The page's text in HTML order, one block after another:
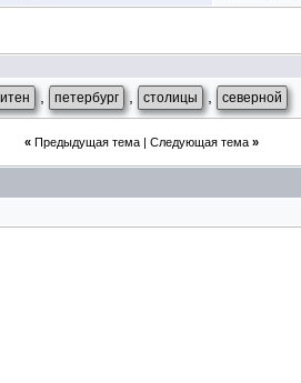
петербург столицы северной
« Предыдущая тема| Следующая тема »